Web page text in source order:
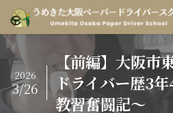
【前編】大阪市
ドライバー歴3
教習奮闘記〜
2026
3/26